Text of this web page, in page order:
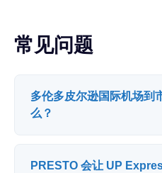
常见问题
多伦多皮尔逊国际机场到
么？
PRESTO 会让 UP